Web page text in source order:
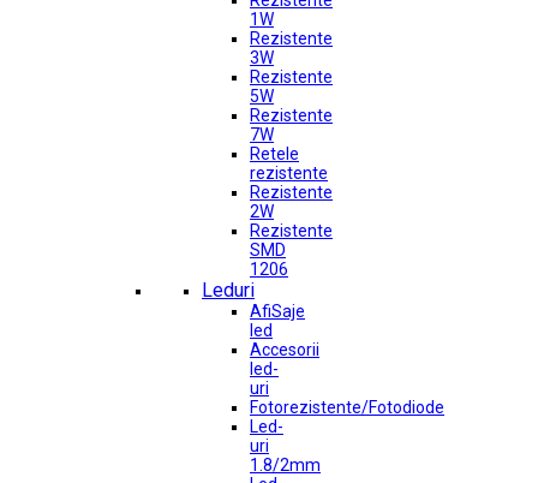
1W
Rezistente
3W
Rezistente
5W
Rezistente
7W
Retele
rezistente
Rezistente
2W
Rezistente
SMD
1206
Leduri
AfiSaje
led
Accesorii
led-
uri
Fotorezistente/Fotodiode
Led-
uri
1.8/2mm